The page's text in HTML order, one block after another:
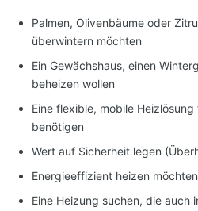
Palmen, Olivenbäume oder
überwintern möchten
Ein Gewächshaus, einen
beheizen wollen
Eine flexible, mobile
benötigen
Wert auf Sicherheit legen
Energieeffizient heizen
Eine Heizung suchen, die auch